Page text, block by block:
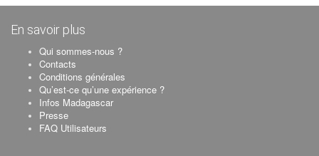
En savoir plus
Qui sommes-nous ?
Contacts
Conditions générales
Qu’est-ce qu’une expérience ?
Infos Madagascar
Presse
FAQ Utilisateurs